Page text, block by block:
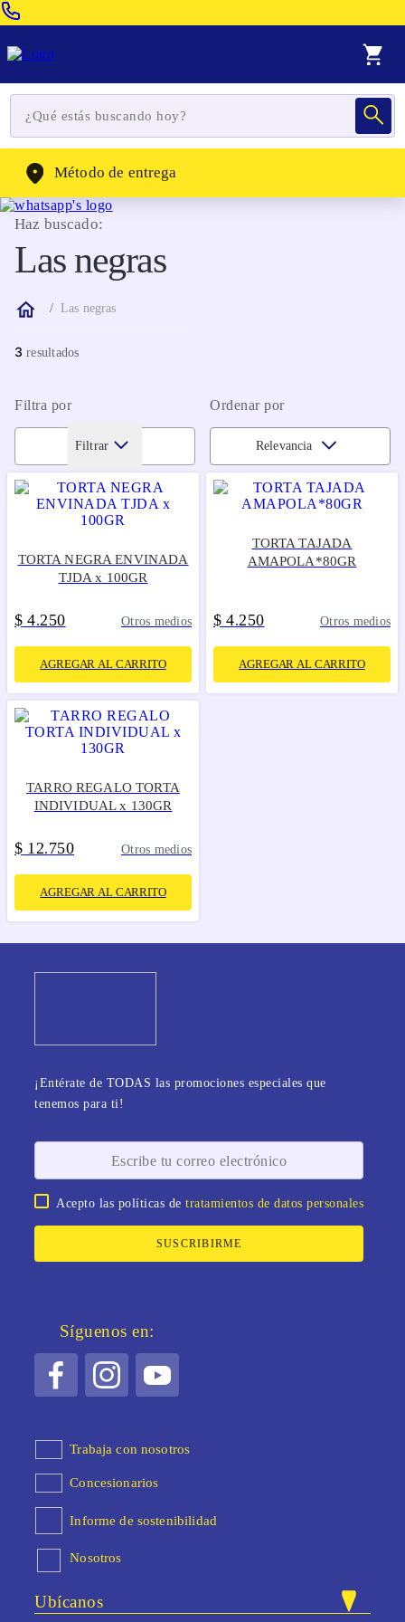
WhatsApp: (302) 262-4104
Método de entrega
Haz buscado:
Las negras
Las negras
3
Filtra por Ordenar por
Filtrar Relevancia
TORTA NEGRA ENVINADA
TJDA x 100GR
$ 4.250 Otros medios
AGREGAR AL CARRITO
TORTA TAJADA
AMAPOLA*80GR
$ 4.250 Otros medios
AGREGAR AL CARRITO
TARRO REGALO TORTA
INDIVIDUAL x 130GR
$ 12.750 Otros medios
AGREGAR AL CARRITO
¡Entérate de TODAS las promociones especiales que
tenemos para ti!
Acepto las políticas detratamientos de datos personales
SUSCRIBIRME
Síguenos en:
Trabaja con nosotros
Concesionarios
Informe de sostenibilidad
Nosotros
Ubícanos